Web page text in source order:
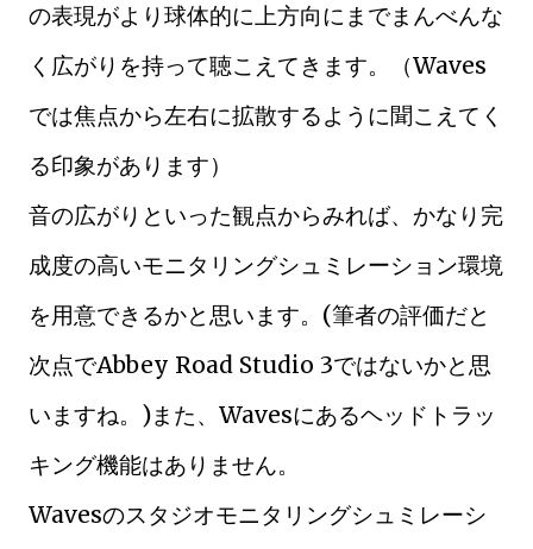
の表現がより球体的に上方向にまでまんべんな
く広がりを持って聴こえてきます。（Waves
では焦点から左右に拡散するように聞こえてく
る印象があります）
音の広がりといった観点からみれば、かなり完
成度の高いモニタリングシュミレーション環境
を用意できるかと思います。(筆者の評価だと
次点でAbbey Road Studio 3ではないかと思
いますね。)また、Wavesにあるヘッドトラッ
キング機能はありません。
Wavesのスタジオモニタリングシュミレーシ